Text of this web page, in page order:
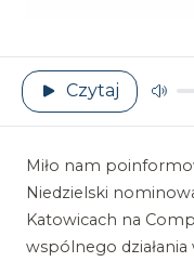
Czytaj
Miło nam
Niedzielski
Katowicach na
wspólnego